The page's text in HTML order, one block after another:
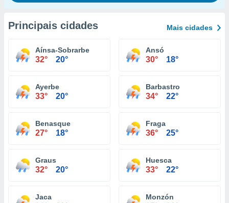
Principais cidades Mais cidades
Aínsa-Sobrarbe
32° 20°
Ansó
30° 18°
Ayerbe
33° 20°
Barbastro
34° 22°
Benasque
27° 18°
Fraga
36° 25°
Graus
32° 20°
Huesca
33° 22°
Jaca Monzón